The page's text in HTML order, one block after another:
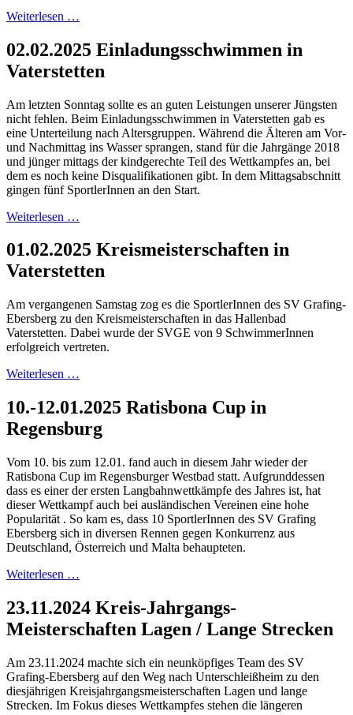
Weiterlesen …
02.02.2025 Einladungsschwimmen in
Vaterstetten
Am letzten Sonntag sollte es an guten Leistungen unserer Jüngsten
nicht fehlen. Beim Einladungsschwimmen in Vaterstetten gab es
eine Unterteilung nach Altersgruppen. Während die Älteren am Vor-
und Nachmittag ins Wasser sprangen, stand für die Jahrgänge 2018
und jünger mittags der kindgerechte Teil des Wettkampfes an, bei
dem es noch keine Disqualifikationen gibt. In dem Mittagsabschnitt
gingen fünf SportlerInnen an den Start.
Weiterlesen …
01.02.2025 Kreismeisterschaften in
Vaterstetten
Am vergangenen Samstag zog es die SportlerInnen des SV Grafing-
Ebersberg zu den Kreismeisterschaften in das Hallenbad
Vaterstetten. Dabei wurde der SVGE von 9 SchwimmerInnen
erfolgreich vertreten.
Weiterlesen …
10.-12.01.2025 Ratisbona Cup in
Regensburg
Vom 10. bis zum 12.01. fand auch in diesem Jahr wieder der
Ratisbona Cup im Regensburger Westbad statt. Aufgrunddessen
dass es einer der ersten Langbahnwettkämpfe des Jahres ist, hat
dieser Wettkampf auch bei ausländischen Vereinen eine hohe
Popularität . So kam es, dass 10 SportlerInnen des SV Grafing
Ebersberg sich in diversen Rennen gegen Konkurrenz aus
Deutschland, Österreich und Malta behaupteten.
Weiterlesen …
23.11.2024 Kreis-Jahrgangs-
Meisterschaften Lagen / Lange Strecken
Am 23.11.2024 machte sich ein neunköpfiges Team des SV
Grafing-Ebersberg auf den Weg nach Unterschleißheim zu den
diesjährigen Kreisjahrgangsmeisterschaften Lagen und lange
Strecken. Im Fokus dieses Wettkampfes stehen die längeren